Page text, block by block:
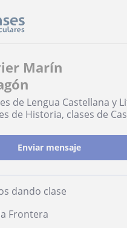
Marín
de Lengua Castellana y
de Historia, clases de
Enviar mensaje
dando clase
Frontera